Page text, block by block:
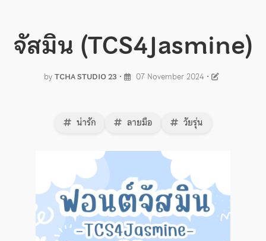
จัสมิน (TCS4Jasmine)
byTCHA STUDIO 23 • 07 November 2024 •
น่ารัก ลายมือ วัยรุ่น